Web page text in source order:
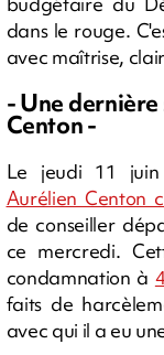
dans le rouge.
avec maîtrise,
- Une
Centon -
Le jeudi 11 juin
Aurélien Centon
de conseiller
ce mercredi.
condamnation à
faits de
avec qui il a eu